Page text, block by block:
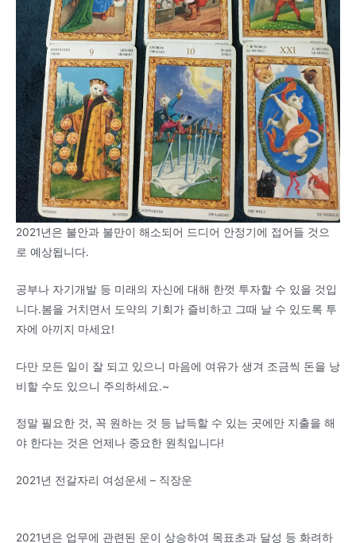
2021년은 불안과 불만이 해소되어 드디어 안정기에 접어들 것으
로 예상됩니다.
공부나 자기개발 등 미래의 자신에 대해 한껏 투자할 수 있을 것입
니다.봄을 거치면서 도약의 기회가 즐비하고 그때 날 수 있도록 투
자에 아끼지 마세요!
다만 모든 일이 잘 되고 있으니 마음에 여유가 생겨 조금씩 돈을 낭
비할 수도 있으니 주의하세요.~
정말 필요한 것, 꼭 원하는 것 등 납득할 수 있는 곳에만 지출을 해
야 한다는 것은 언제나 중요한 원칙입니다!
2021년 전갈자리 여성운세 – 직장운
2021년은 업무에 관련된 운이 상승하여 목표초과 달성 등 화려하